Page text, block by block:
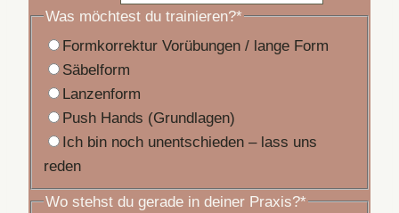
Was möchtest du trainieren?*
Formkorrektur Vorübungen / lange Form
Säbelform
Lanzenform
Push Hands (Grundlagen)
Ich bin noch unentschieden – lass uns
reden
Wo stehst du gerade in deiner Praxis?*